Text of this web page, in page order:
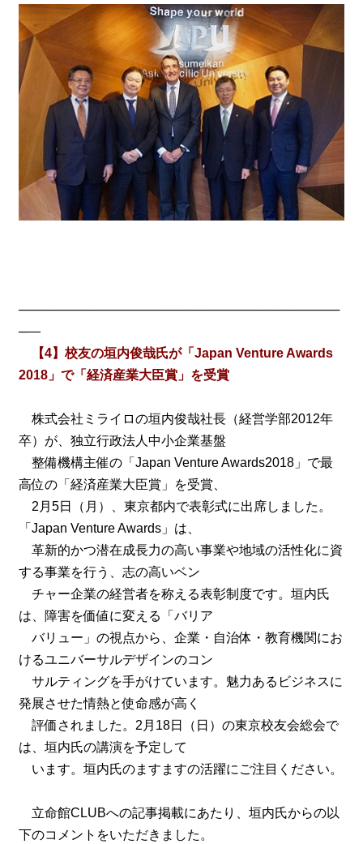
────────────────────────────────────
─―
【4】校友の垣内俊哉氏が「Japan Venture Awards
2018」で「経済産業大臣賞」を受賞
株式会社ミライロの垣内俊哉社長（経営学部2012年
卒）が、独立行政法人中小企業基盤
整備機構主催の「Japan Venture Awards2018」で最
高位の「経済産業大臣賞」を受賞、
2月5日（月）、東京都内で表彰式に出席しました。
「Japan Venture Awards」は、
革新的かつ潜在成長力の高い事業や地域の活性化に資
する事業を行う、志の高いベン
チャー企業の経営者を称える表彰制度です。垣内氏
は、障害を価値に変える「バリア
バリュー」の視点から、企業・自治体・教育機関にお
けるユニバーサルデザインのコン
サルティングを手がけています。魅力あるビジネスに
発展させた情熱と使命感が高く
評価されました。2月18日（日）の東京校友会総会で
は、垣内氏の講演を予定して
います。垣内氏のますますの活躍にご注目ください。
立命館CLUBへの記事掲載にあたり、垣内氏からの以
下のコメントをいただきました。